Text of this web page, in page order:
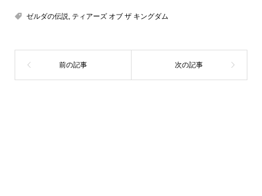
ゼルダの伝説, ティアーズ オブ ザ キングダム